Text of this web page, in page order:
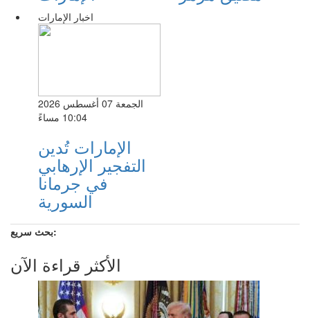
اخبار الإمارات
الجمعة 07 أغسطس 2026
10:04 مساءً
الإمارات تُدين
التفجير الإرهابي
في جرمانا
السورية
بحث سريع:
الأكثر قراءة الآن